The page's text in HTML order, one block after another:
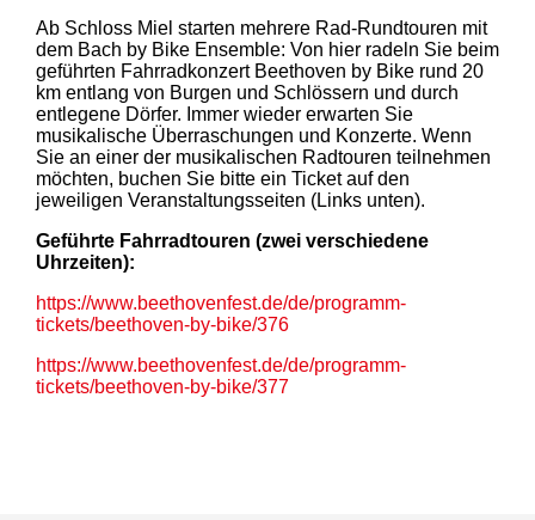
Ab Schloss Miel starten mehrere Rad-Rundtouren mit
dem Bach by Bike Ensemble: Von hier radeln Sie beim
geführten Fahrradkonzert Beethoven by Bike rund 20
km entlang von Burgen und Schlössern und durch
entlegene Dörfer. Immer wieder erwarten Sie
musikalische Überraschungen und Konzerte. Wenn
Sie an einer der musikalischen Radtouren teilnehmen
möchten, buchen Sie bitte ein Ticket auf den
jeweiligen Veranstaltungsseiten (Links unten).
Geführte Fahrradtouren (zwei verschiedene
Uhrzeiten):
https://www.beethovenfest.de/de/programm-
tickets/beethoven-by-bike/376
https://www.beethovenfest.de/de/programm-
tickets/beethoven-by-bike/377